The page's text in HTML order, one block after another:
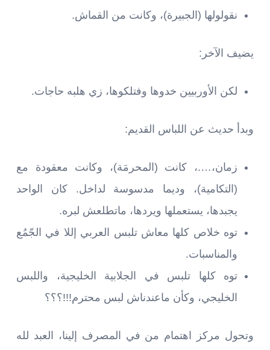
نقولولها (الجبيرة)، وكانت من القماش.
يضيف الآخر:
لكن الأوربيين خدوها وفتلكوها، زي هلبه حاجات.
وبدأ حديث عن اللباس القديم:
زمان،….، كانت (المحرمَة)، وكانت معقودة مع
(التكامية)، وديما مدسوسة لداخل. كان الواحد
يجبدها، يستعملها ويردها، ماتطلعش لبره.
توه خلاص كلها معاش تلبس العربي إللا في الجّمُع
والمناسبات.
توه كلها تلبس في الجلابية الخليجية، واللبس
الخليجي، وكأن ماعندناش لبس محترم!!!؟؟؟
وتحول مركز اهتمام من في المصرف إلينا، العبد لله